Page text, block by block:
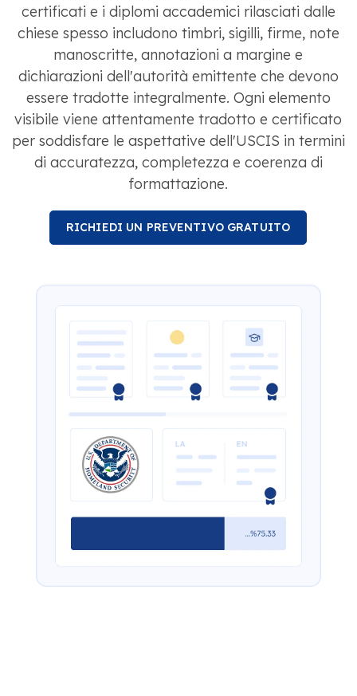
certificati e i diplomi accademici rilasciati dalle
chiese spesso includono timbri, sigilli, firme, note
manoscritte, annotazioni a margine e
dichiarazioni dell'autorità emittente che devono
essere tradotte integralmente. Ogni elemento
visibile viene attentamente tradotto e certificato
per soddisfare le aspettative dell'USCIS in termini
di accuratezza, completezza e coerenza di
formattazione.
RICHIEDI UN PREVENTIVO GRATUITO